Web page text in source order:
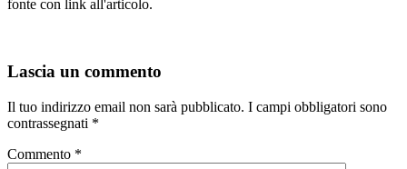
fonte con link all'articolo.
Lascia un commento
Il tuo indirizzo email non sarà pubblicato. I campi obbligatori sono
contrassegnati *
Commento *